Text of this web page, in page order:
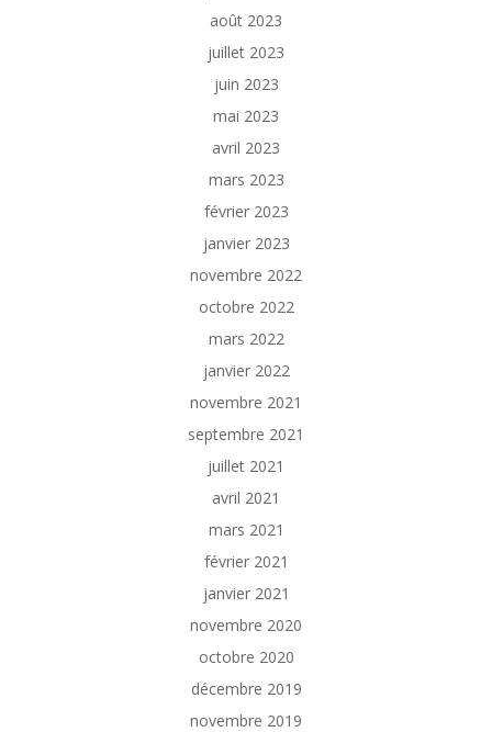
août 2023
juillet 2023
juin 2023
mai 2023
avril 2023
mars 2023
février 2023
janvier 2023
novembre 2022
octobre 2022
mars 2022
janvier 2022
novembre 2021
septembre 2021
juillet 2021
avril 2021
mars 2021
février 2021
janvier 2021
novembre 2020
octobre 2020
décembre 2019
novembre 2019